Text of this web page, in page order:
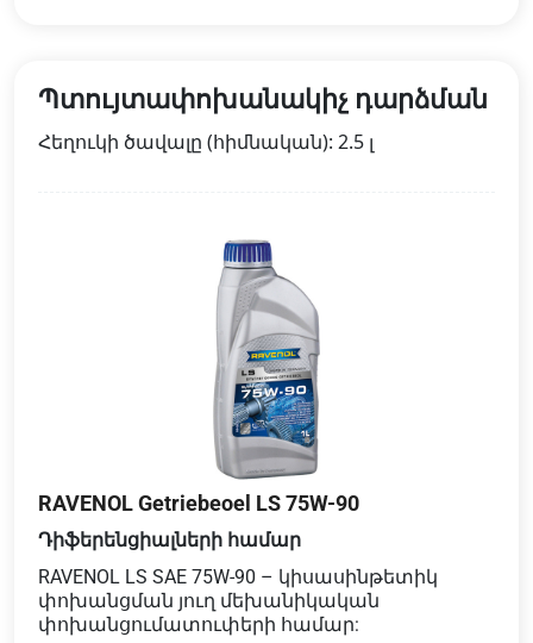
Պտույտափոխանակիչ դարձման
Հեղուկի ծավալը (հիմնական): 2.5 լ
RAVENOL Getriebeoel LS 75W-90
Դիֆերենցիալների համար
RAVENOL LS SAE 75W-90 – կիսասինթետիկ
փոխանցման յուղ մեխանիկական
փոխանցումատուփերի համար: